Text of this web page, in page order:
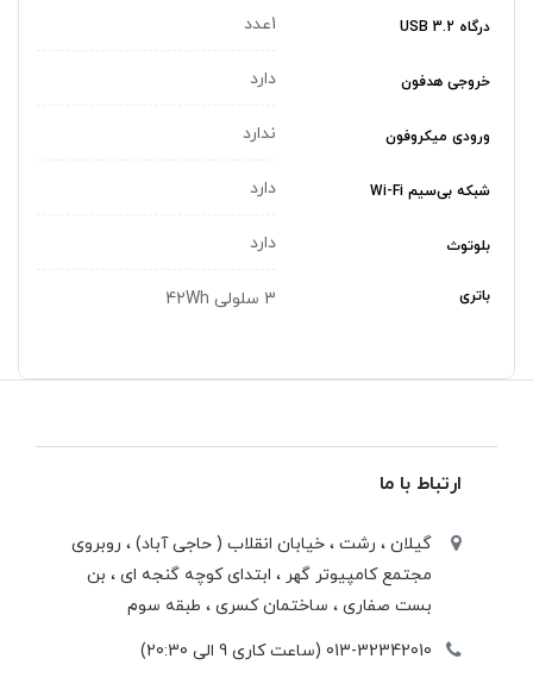
درگاه USB 3.2 1عدد
خروجی هدفون دارد
ورودی میکروفون ندارد
شبکه بی‌سیم Wi-Fi دارد
بلوتوث دارد
باتری 3 سلولی 42Wh
ارتباط با ما
گیلان ، رشت ، خيابان انقلاب ( حاجی آباد) ، روبروی
مجتمع كامپيوتر گهر ، ابتدای كوچه گنجه ای ، بن
بست صفاری ، ساختمان كسری ، طبقه سوم
013-32342010 (ساعت کاری 9 الی 20:30)